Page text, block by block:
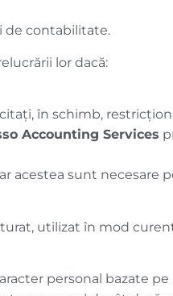
de contabilitate.
lor dacă:
în schimb,
Accounting Services
acestea sunt necesare
utilizat în mod
personal bazate